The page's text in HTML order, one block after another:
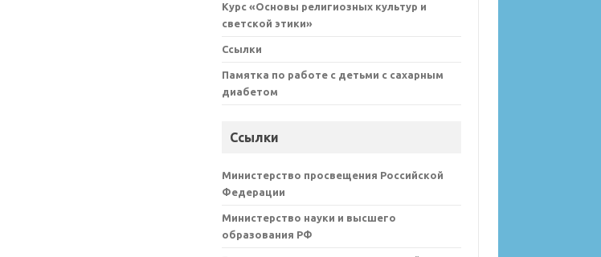
Курс «Основы религиозных культур и
светской этики»
Ссылки
Памятка по работе с детьми с сахарным
диабетом
Ссылки
Министерство просвещения Российской
Федерации
Министерство науки и высшего
образования РФ